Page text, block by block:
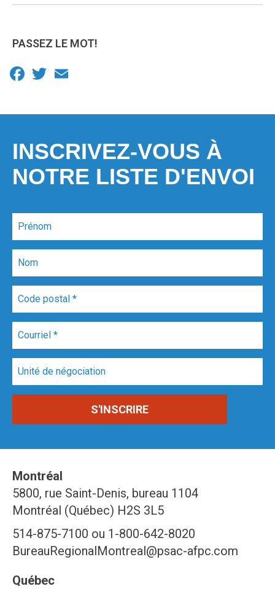
PASSEZ LE MOT!
Facebook
Twitter
INSCRIVEZ-VOUS À
NOTRE LISTE D'ENVOI
Montréal
5800, rue Saint-Denis, bureau 1104
Montréal (Québec) H2S 3L5
514-875-7100 ou 1-800-642-8020
BureauRegionalMontreal@psac-afpc.com
Québec